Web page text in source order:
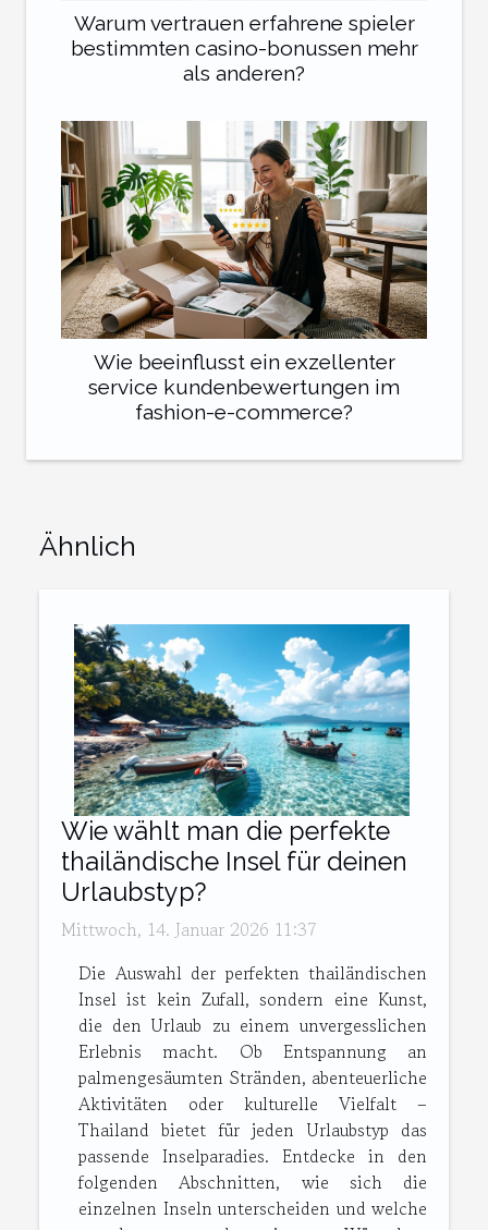
Warum vertrauen erfahrene spieler
bestimmten casino-bonussen mehr
als anderen?
Wie beeinflusst ein exzellenter
service kundenbewertungen im
fashion-e-commerce?
Ähnlich
Wie wählt man die perfekte
thailändische Insel für deinen
Urlaubstyp?
Mittwoch, 14. Januar 2026 11:37
Die Auswahl der perfekten thailändischen
Insel ist kein Zufall, sondern eine Kunst,
die den Urlaub zu einem unvergesslichen
Erlebnis macht. Ob Entspannung an
palmengesäumten Stränden, abenteuerliche
Aktivitäten oder kulturelle Vielfalt –
Thailand bietet für jeden Urlaubstyp das
passende Inselparadies. Entdecke in den
folgenden Abschnitten, wie sich die
einzelnen Inseln unterscheiden und welche